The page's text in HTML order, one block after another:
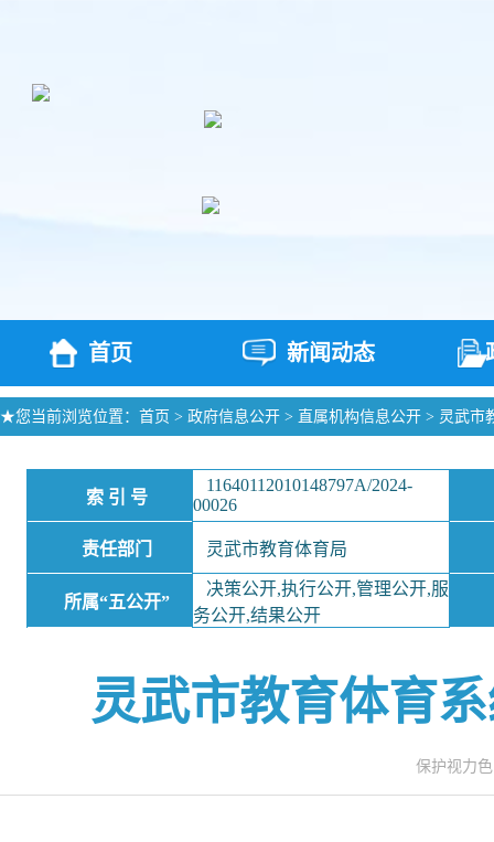
首页 新闻动态
★您当前浏览位置： 首页 > 政府信息公开 > 直属机构信息公开 > 灵武市
索 引 号
11640112010148797A/2024-
00026
责任部门 灵武市教育体育局
所属“五公开”
决策公开,执行公开,管理公开,服
务公开,结果公开
灵武市教育体育
保护视力